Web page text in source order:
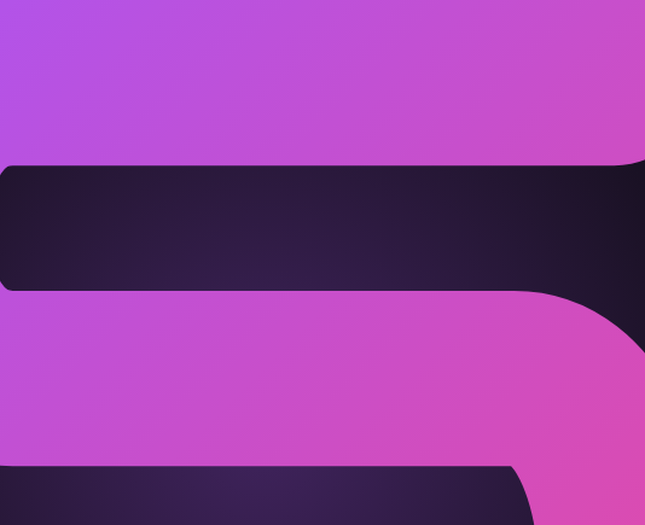
思考者：别把沉默当冷暴力；死者：偶尔主动表达，对方会充电一整天。
另一个觉得"改计划=不靠谱"。提前沟通期望值，别用自己的标准量对方。
老套，但对 死者 和 思考者 这个组合格外重要。